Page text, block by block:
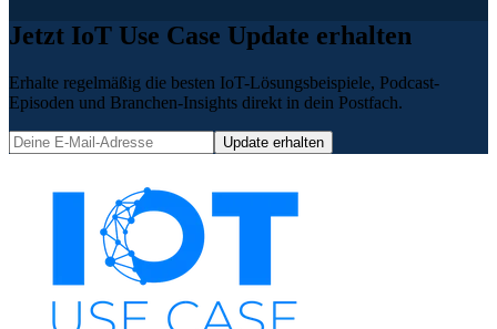
Jetzt IoT Use Case Update erhalten
Erhalte regelmäßig die besten IoT-Lösungsbeispiele, Podcast-
Episoden und Branchen-Insights direkt in dein Postfach.
Update erhalten